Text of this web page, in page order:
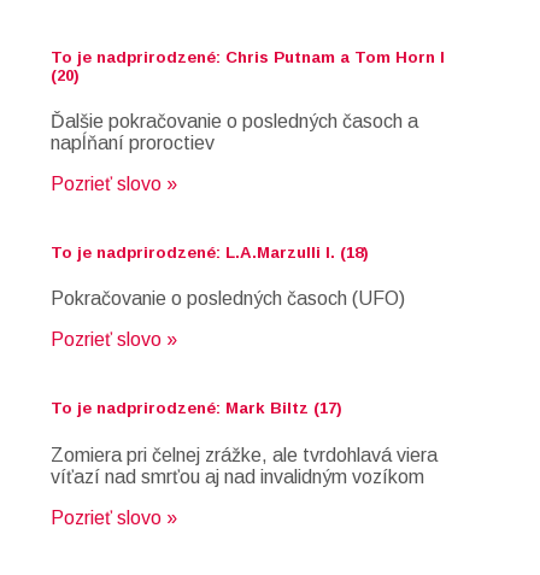
To je nadprirodzené: Chris Putnam a Tom Horn I
(20)
Ďalšie pokračovanie o posledných časoch a
napĺňaní proroctiev
Pozrieť slovo »
To je nadprirodzené: L.A.Marzulli I. (18)
Pokračovanie o posledných časoch (UFO)
Pozrieť slovo »
To je nadprirodzené: Mark Biltz (17)
Zomiera pri čelnej zrážke, ale tvrdohlavá viera
víťazí nad smrťou aj nad invalidným vozíkom
Pozrieť slovo »